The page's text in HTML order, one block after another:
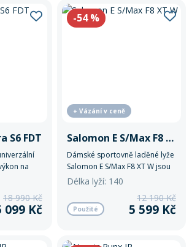
S6 FDT
na
18 990 Kč
099 Kč
-54%
+ Vázání v ceně
Salomon E S/Max F8 XT W
Dámské sportovně laděné lyže
Salomon E S/Max F8 XT W jsou
navrženy pro lyžařky, jež mají
dobrou techniku a chtějí
posunout své hranice.
Délka lyží: 140
Použité
12 190 Kč
5 599 Kč